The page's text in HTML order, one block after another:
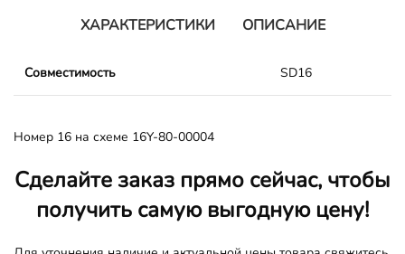
ХАРАКТЕРИСТИКИ ОПИСАНИЕ
Совместимость SD16
Номер 16 на схеме 16Y-80-00004
Сделайте заказ прямо сейчас, чтобы
получить самую выгодную цену!